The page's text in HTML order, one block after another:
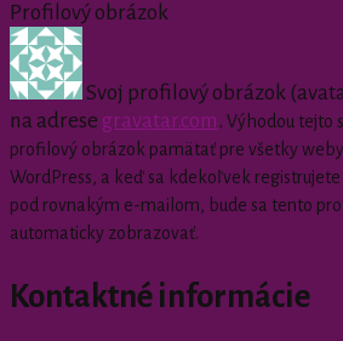
Profilový obrázok
Svoj profilový obrázok
na adrese gravatar.com . Výhodou tejto
profilový obrázok pamätať pre všetky
WordPress, a keď sa kdekoľvek
pod rovnakým e-mailom, bude sa tento
automaticky zobrazovať.
Kontaktné informácie